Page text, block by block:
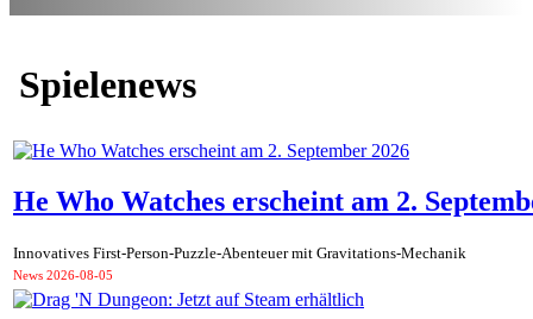
Spielenews
He Who Watches erscheint am 2.
Innovatives First-Person-Puzzle-Abenteuer mit Gravitations-Mechanik
News 2026-08-05